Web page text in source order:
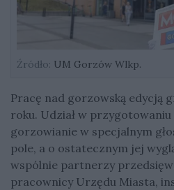
Źródło: UM Gorzów Wlkp.
Pracę nad gorzowską edycją
roku. Udział w
gorzowianie w specjalnym
pole, a o ostatecznym jej
wspólnie partnerzy
pracownicy Urzędu Miasta,